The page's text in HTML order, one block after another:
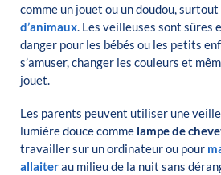
comme un jouet ou un doudou, surtout
d’animaux. Les veilleuses sont sûres
danger pour les bébés ou les petits
s’amuser, changer les couleurs et
jouet.
Les parents peuvent utiliser une
lumière douce comme lampe de
travailler sur un ordinateur ou pour
allaiterau milieu de la nuit sans